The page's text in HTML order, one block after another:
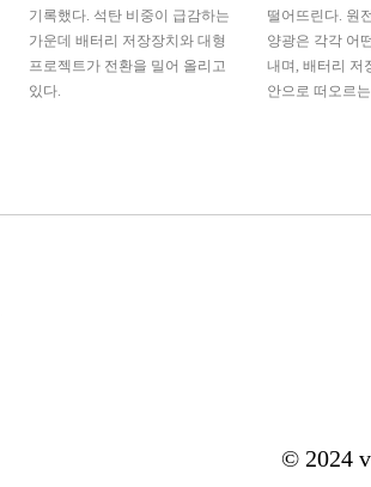
기록했다. 석탄 비중이 급감하는
가운데 배터리 저장장치와 대형
프로젝트가 전환을 밀어 올리고
있다.
떨어뜨린다. 원
양광은 각각 어
내며, 배터리 저
안으로 떠오르
© 2024